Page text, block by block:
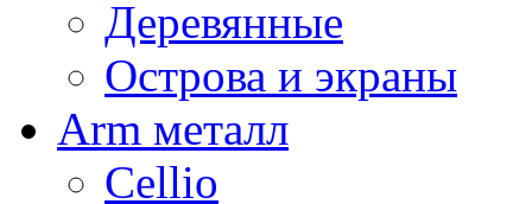
Деревянные
Острова и экраны
Arm металл
Cellio